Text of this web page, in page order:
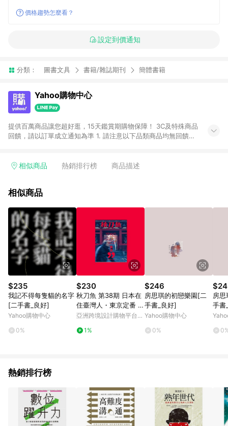
價格趨勢怎麼看？
設定到價通知
分類： 圖書文具 書籍/雜誌期刊 簡體書籍
Yahoo購物中心
提供百萬商品讓您超好逛，15天鑑賞期購物保障！ 3C及特殊商品
回饋，請以訂單成立通知為準 1. 請注意以下品類商品均無回饋：
電玩/遊戲/相機/單眼/鏡頭/拍立得 [2024/6/1起適用] -內接硬
的購回饋活動享Yahoo超贈點回饋者 - 購物中心商店之商品：商
3. 訂單回饋金額將扣除運費/購物金/超贈點/福利金/紅利折抵/折
價券等虛擬貨幣折抵 4. 大宗採購或批發轉賣不具回饋資格： 如
有相關事證認定您為大宗採購、批發轉賣而非最終消費使用者，
相關認定以Yahoo購物中心之認定為準
相似商品 熱銷排行榜 商品描述
相似商品
$235
我記不得每隻貓的名字
[二手書_良好]
Yahoo購物中心
0%
$230
秋刀魚 第38期 日本在
住臺灣人・東京定番 東
京99
亞洲跨境設計購物平台
1%
$246
房思琪的初戀樂園[二
手書_良好]
Yahoo購物中心
0%
房
手書
熱銷排行榜